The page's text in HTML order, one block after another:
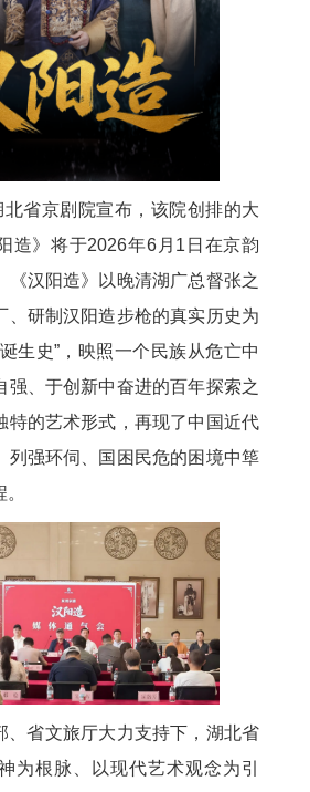
省京剧院宣布，该院创排的大
造》将于2026年6月1日在京韵
《汉阳造》以晚清湖广总督张之
、研制汉阳造步枪的真实历史为
生史”，映照一个民族从危亡中
强、于创新中奋进的百年探索之
特的艺术形式，再现了中国近代
列强环伺、国困民危的困境中筚
、省文旅厅大力支持下，湖北省
为根脉、以现代艺术观念为引